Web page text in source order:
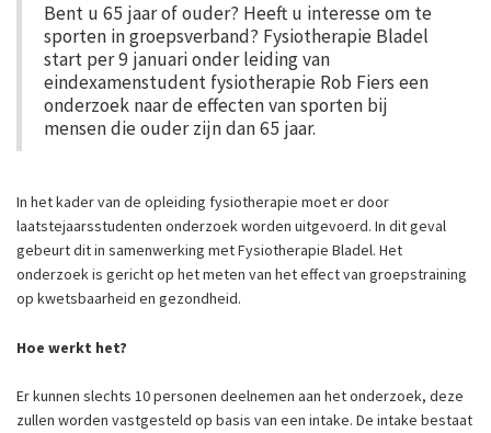
Bent u 65 jaar of ouder? Heeft u interesse om te
sporten in groepsverband? Fysiotherapie Bladel
start per 9 januari onder leiding van
eindexamenstudent fysiotherapie Rob Fiers een
onderzoek naar de effecten van sporten bij
mensen die ouder zijn dan 65 jaar.
In het kader van de opleiding fysiotherapie moet er door
laatstejaarsstudenten onderzoek worden uitgevoerd. In dit geval
gebeurt dit in samenwerking met Fysiotherapie Bladel. Het
onderzoek is gericht op het meten van het effect van groepstraining
op kwetsbaarheid en gezondheid.
Hoe werkt het?
Er kunnen slechts 10 personen deelnemen aan het onderzoek, deze
zullen worden vastgesteld op basis van een intake. De intake bestaat